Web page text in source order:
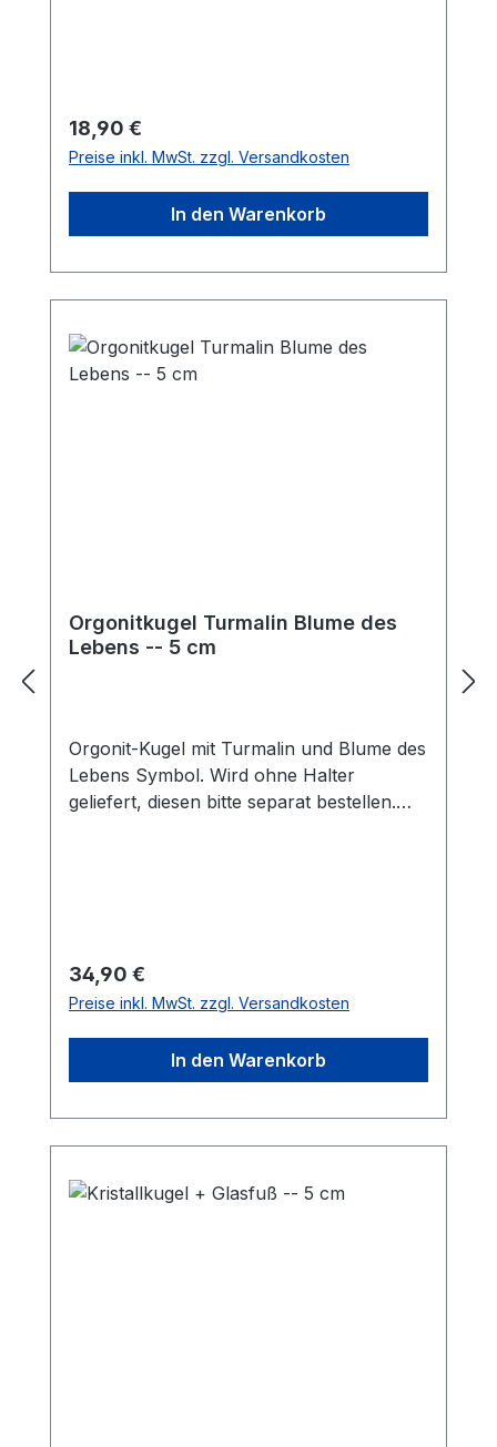
Regulärer Preis:
18,90 €
Preise inkl. MwSt. zzgl. Versandkosten
In den Warenkorb
Orgonitkugel Turmalin Blume des
Lebens -- 5 cm
Orgonit-Kugel mit Turmalin und Blume des
Lebens Symbol. Wird ohne Halter
geliefert, diesen bitte separat bestellen.
Regulärer Preis:
34,90 €
Preise inkl. MwSt. zzgl. Versandkosten
In den Warenkorb